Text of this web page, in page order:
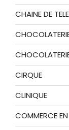
CHAINE DE
CIRQUE
CLINIQUE
COMMERCE